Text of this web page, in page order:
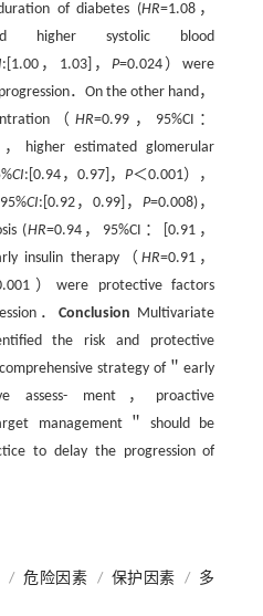
of diabetes (HR=1.08，
higher systolic blood
:[1.00，1.03]，P=0.024）were
．On the other hand，
（HR=0.99，95%CI：
，higher estimated glomerular
CI:[0.94，0.97]，P＜0.001），
CI:[0.92，0.99]，P=0.008)，
(HR=0.94，95%CI：[0.91，
insulin therapy（HR=0.91，
）were protective factors
．Conclusion Multivariate
the risk and protective
strategy of＂early
assess- ment，proactive
management＂should be
to delay the progression of
/ 危险因素 / 保护因素 / 多